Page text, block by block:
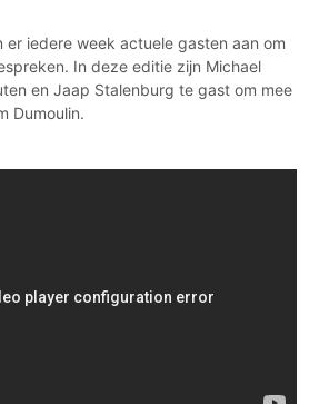
er iedere week actuele gasten aan om
In deze editie zijn Michael
en Jaap Stalenburg te gast om mee
Dumoulin.